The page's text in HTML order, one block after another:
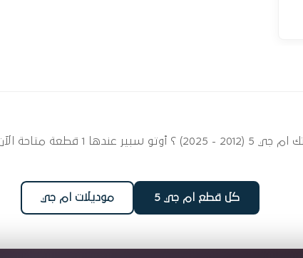
ابحث عن قطع غيار حساسات وبلوف
كل قطع ام جي 5 موديلات ام جي